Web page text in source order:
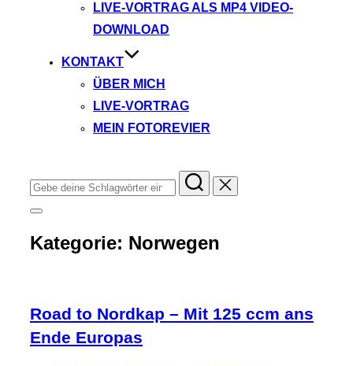
LIVE-VORTRAG ALS MP4 VIDEO-
DOWNLOAD
KONTAKT
ÜBER MICH
LIVE-VORTRAG
MEIN FOTOREVIER
Suchen
nach:
Seitenleiste
Navigation
umschalten
Kategorie: Norwegen
Road to Nordkap – Mit 125 ccm ans
Ende Europas